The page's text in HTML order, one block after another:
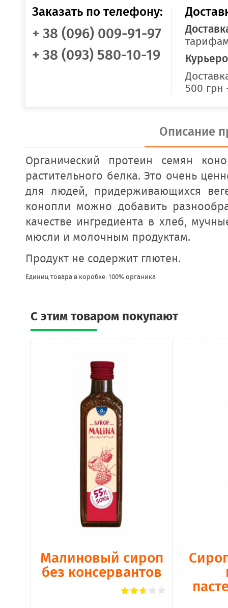
Заказать по телефону:
+ 38 (096) 009-91-97
+ 38 (093) 580-10-19
500
Описание
Органический протеин семян
растительного белка. Это очень
для людей, придерживающихся
конопли можно добавить
качестве ингредиента в хлеб,
мюсли и молочным продуктам.
Продукт не содержит глютен.
Единиц товара в коробке: 100% органика
C этим товаром покупают
Малиновый сироп
без консервантов